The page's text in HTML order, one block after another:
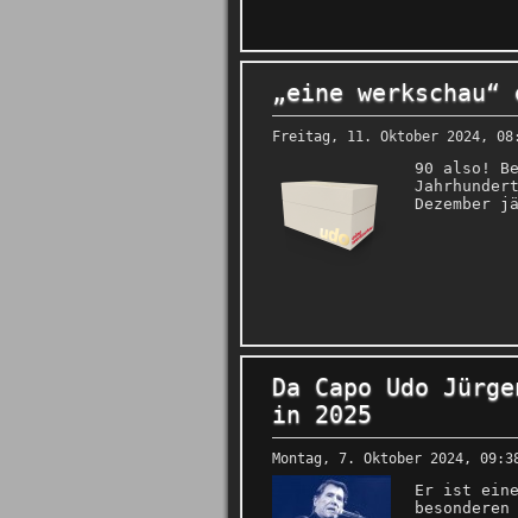
„eine
Freitag, 11. Oktober 2024,
90 also!
Dezember
Da Capo Udo
in 2025
Montag, 7. Oktober 2024,
Er ist eine